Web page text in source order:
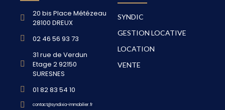
20 bis Place Métézeau
28100 DREUX
02 46 56 93 73
31 rue de Verdun
Etage 2 92150
SURESNES
01 82 83 54 10
contact@syndixia-immobilier.fr
SYNDIC
GESTION LOCATIVE
LOCATION
VENTE